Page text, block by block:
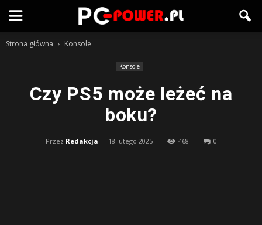
Strona główna Konsole
Konsole
Czy PS5 może leżeć na
boku?
Przez Redakcja - 18 lutego 2025 468 0